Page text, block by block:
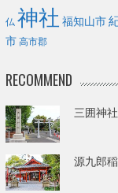
仏 神社 福知山市
市 高市郡
RECOMMEND
三囲神社
源九郎